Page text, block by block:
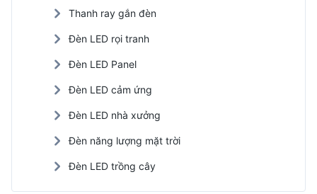
Thanh ray gắn đèn
Đèn LED rọi tranh
Đèn LED Panel
Đèn LED cảm ứng
Đèn LED nhà xưởng
Đèn năng lượng mặt trời
Đèn LED trồng cây